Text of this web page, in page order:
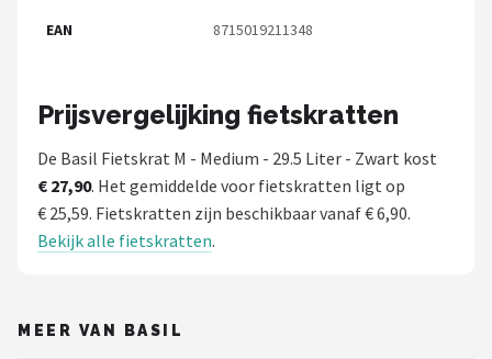
EAN 8715019211348
Prijsvergelijking fietskratten
De Basil Fietskrat M - Medium - 29.5 Liter - Zwart kost
€ 27,90. Het gemiddelde voor fietskratten ligt op
€ 25,59. Fietskratten zijn beschikbaar vanaf € 6,90.
Bekijk alle fietskratten.
MEER VAN BASIL